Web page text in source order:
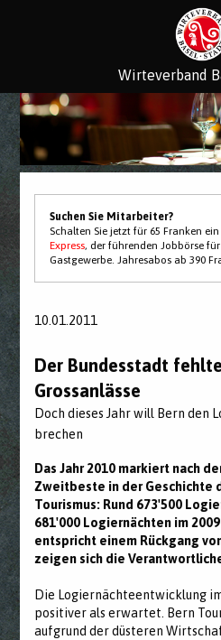
Wirteverband
Suchen Sie Mitarbeiter?
Schalten Sie jetzt für 65 Franken
Express, der führenden Jobbörse
Gastgewerbe. Jahresabos ab 390
10.01.2011
Der Bundesstadt
Grossanlässe
Doch dieses Jahr will Bern den
brechen
Das Jahr 2010 markiert nach
Zweitbeste in der Geschichte
Tourismus: Rund 673'500
681'000 Logiernächten im
entspricht einem Rückgang
zeigen sich die
Die Logiernächteentwicklung
positiver als erwartet. Bern
aufgrund der düsteren